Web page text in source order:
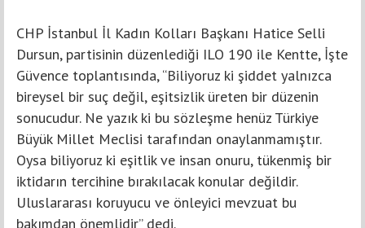
CHP İstanbul İl Kadın Kolları Başkanı Hatice Selli
Dursun, partisinin düzenlediği ILO 190 ile Kentte, İşte
Güvence toplantısında, “Biliyoruz ki şiddet yalnızca
bireysel bir suç değil, eşitsizlik üreten bir düzenin
sonucudur. Ne yazık ki bu sözleşme henüz Türkiye
Büyük Millet Meclisi tarafından onaylanmamıştır.
Oysa biliyoruz ki eşitlik ve insan onuru, tükenmiş bir
iktidarın tercihine bırakılacak konular değildir.
Uluslararası koruyucu ve önleyici mevzuat bu
bakımdan önemlidir” dedi.